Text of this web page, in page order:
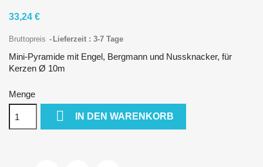
33,24 €
Bruttopreis Lieferzeit : 3-7 Tage
Mini-Pyramide mit Engel, Bergmann und Nussknacker, für
Kerzen Ø 10m
Menge
 IN DEN WARENKORB